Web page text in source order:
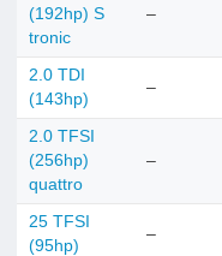
(192hp) S
tronic
–
2.0 TDI
(143hp)
–
2.0 TFSI
(256hp)
quattro
–
25 TFSI
(95hp)
–